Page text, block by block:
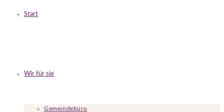
Start
Wir für sie
Gemeindebüro